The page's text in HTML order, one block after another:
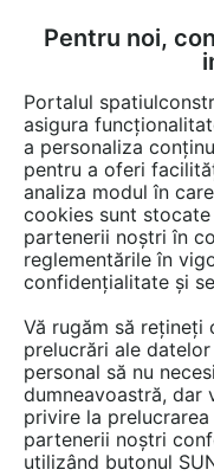
CUM SE FACE
EȘTI AICI: Documentații
Unelte si
BCA -
achizitie
Limba: Romana
Produse încluse în
SUPERBLOCK,
Pentru noi,
Portalul
asigura
a personaliza
pentru a oferi
analiza modul în
cookies sunt
partenerii noștri în
reglementările în
confidențialitate și
Vă rugăm să rețineți
prelucrări ale
personal să nu
dumneavoastră, dar
privire la
partenerii noștri
utilizând butonul